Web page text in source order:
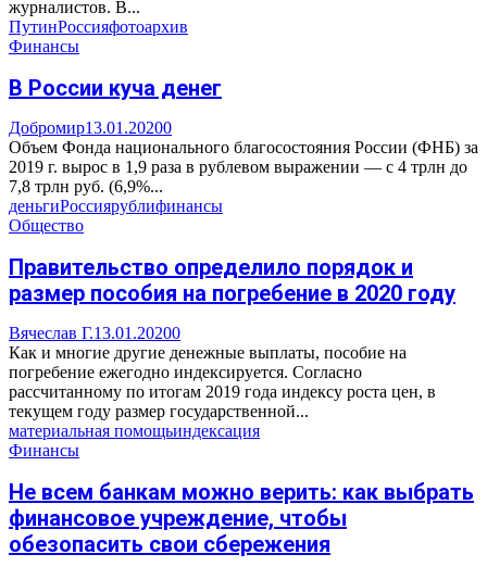
журналистов. В...
ПутинРоссияфотоархив
Финансы
В России куча денег
Добромир13.01.20200
Объем Фонда национального благосостояния России (ФНБ) за
2019 г. вырос в 1,9 раза в рублевом выражении — с 4 трлн до
7,8 трлн руб. (6,9%...
деньгиРоссиярублифинансы
Общество
Правительство определило порядок и
размер пособия на погребение в 2020 году
Вячеслав Г.13.01.20200
Как и многие другие денежные выплаты, пособие на
погребение ежегодно индексируется. Согласно
рассчитанному по итогам 2019 года индексу роста цен, в
текущем году размер государственной...
материальная помощьиндексация
Финансы
Не всем банкам можно верить: как выбрать
финансовое учреждение, чтобы
обезопасить свои сбережения